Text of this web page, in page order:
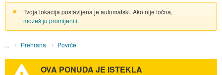
Tvoja lokacija postavljena je automatski. Ako nije točna,
možeš ju promijeniti.
Prehrana Povrće
OVA PONUDA JE ISTEKLA